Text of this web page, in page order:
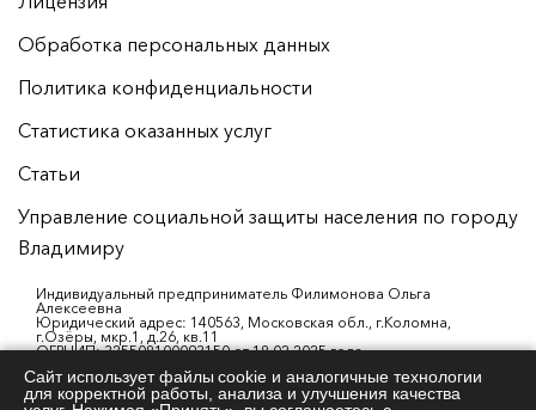
Обработка персональных данных
Политика конфиденциальности
Статистика оказанных услуг
Статьи
Управление социальной защиты населения по городу
Владимиру
Индивидуальный предприниматель Филимонова Ольга
Алексеевна
Юридический адрес: 140563, Московская обл., г.Коломна,
г.Озёры, мкр.1, д.26, кв.11
ОГРНИП: 325508100093150 от 18.02.2025 года
р/с: 40802810101530002356
АО «АЛЬФА-БАНК»
Сайт использует файлы cookie и аналогичные технологии
для корректной работы, анализа и улучшения качества